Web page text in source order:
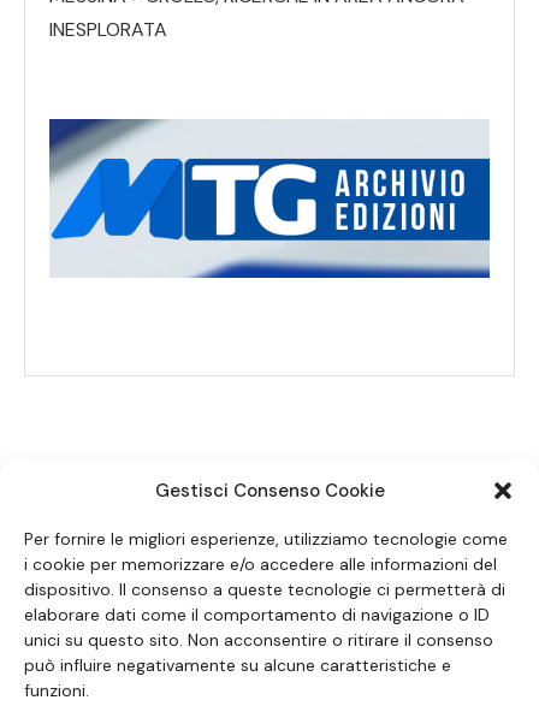
Gestisci Consenso Cookie
Per fornire le migliori esperienze, utilizziamo tecnologie come
i cookie per memorizzare e/o accedere alle informazioni del
dispositivo. Il consenso a queste tecnologie ci permetterà di
elaborare dati come il comportamento di navigazione o ID
unici su questo sito. Non acconsentire o ritirare il consenso
può influire negativamente su alcune caratteristiche e
funzioni.
INESPLORATA
SEGUICI SUI SOCIAL